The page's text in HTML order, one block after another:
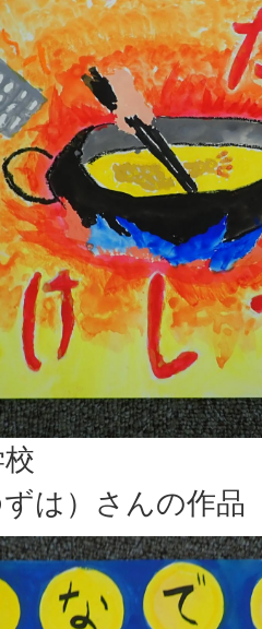
は）さんの作品